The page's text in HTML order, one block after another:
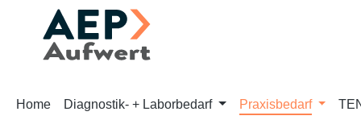
Hauptinhalt springen
Zur Suche springen
Zur Hauptnavigation springen
Home Diagnostik- + Laborbedarf Praxisbedarf